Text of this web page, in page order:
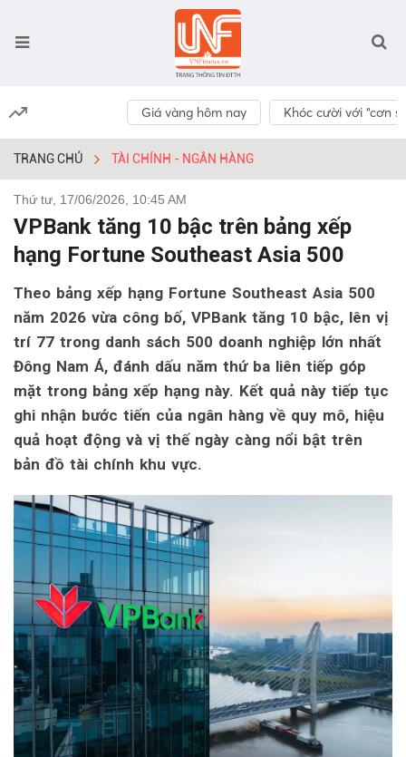
Giá vàng hôm nay Khóc cười với “cơn
TRANG CHỦ TÀI CHÍNH - NGÂN HÀNG
Thứ tư, 17/06/2026, 10:45 AM
VPBank tăng 10 bậc trên bảng xếp
hạng Fortune Southeast Asia 500
Theo bảng xếp hạng Fortune Southeast Asia 500
năm 2026 vừa công bố, VPBank tăng 10 bậc, lên vị
trí 77 trong danh sách 500 doanh nghiệp lớn nhất
Đông Nam Á, đánh dấu năm thứ ba liên tiếp góp
mặt trong bảng xếp hạng này. Kết quả này tiếp tục
ghi nhận bước tiến của ngân hàng về quy mô, hiệu
quả hoạt động và vị thế ngày càng nổi bật trên
bản đồ tài chính khu vực.